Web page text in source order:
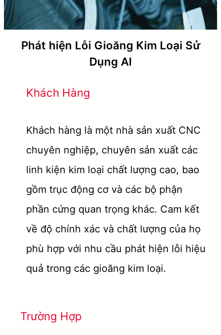
Phát hiện Lỗi Gioăng Kim Loại Sử
Dụng AI
Khách Hàng
Khách hàng là một nhà sản xuất CNC
chuyên nghiệp, chuyên sản xuất các
linh kiện kim loại chất lượng cao, bao
gồm trục động cơ và các bộ phận
phần cứng quan trọng khác. Cam kết
về độ chính xác và chất lượng của họ
phù hợp với nhu cầu phát hiện lỗi hiệu
quả trong các gioăng kim loại.
Trường Hợp